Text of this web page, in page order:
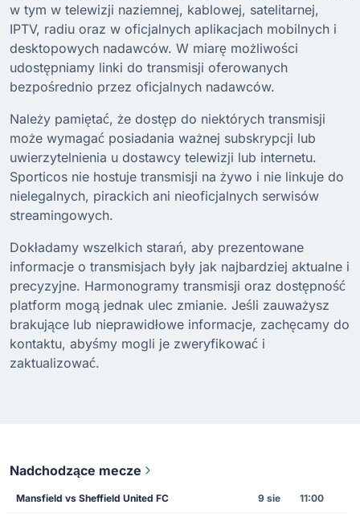
w tym w telewizji naziemnej, kablowej, satelitarnej,
IPTV, radiu oraz w oficjalnych aplikacjach mobilnych i
desktopowych nadawców. W miarę możliwości
udostępniamy linki do transmisji oferowanych
bezpośrednio przez oficjalnych nadawców.
Należy pamiętać, że dostęp do niektórych transmisji
może wymagać posiadania ważnej subskrypcji lub
uwierzytelnienia u dostawcy telewizji lub internetu.
Sporticos nie hostuje transmisji na żywo i nie linkuje do
nielegalnych, pirackich ani nieoficjalnych serwisów
streamingowych.
Dokładamy wszelkich starań, aby prezentowane
informacje o transmisjach były jak najbardziej aktualne i
precyzyjne. Harmonogramy transmisji oraz dostępność
platform mogą jednak ulec zmianie. Jeśli zauważysz
brakujące lub nieprawidłowe informacje, zachęcamy do
kontaktu, abyśmy mogli je zweryfikować i
zaktualizować.
Nadchodzące mecze
Mansfield vs Sheffield United FC 9 sie 11:00